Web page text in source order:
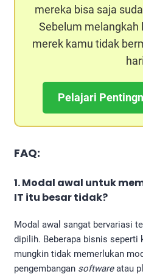
mereka bisa saja
Sebelum melangkah
merek kamu tidak
Pelajari
FAQ:
1. Modal awal untuk
IT itu besar tidak?
Modal awal sangat bervariasi
dipilih. Beberapa bisnis seperti
mungkin tidak memerlukan
pengembangan softwareatau